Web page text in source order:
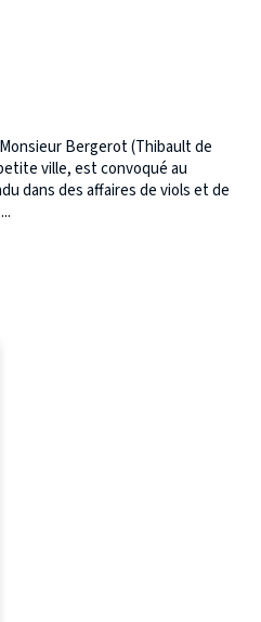
Bergerot (Thibault de
ville, est convoqué au
dans des affaires de viols et de